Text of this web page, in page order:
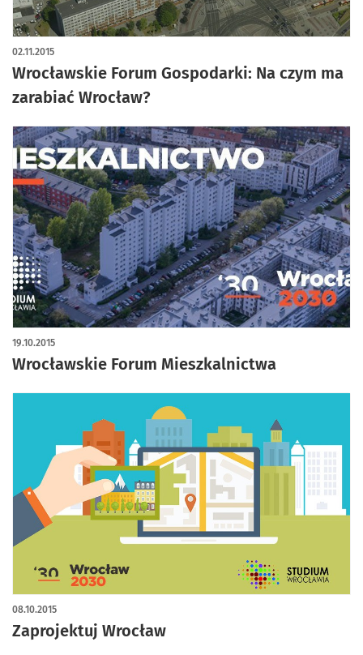
Wrocławskie Forum Gospodarki: Na czym ma
zarabiać Wrocław?
02.11.2015
Wrocławskie Forum Mieszkalnictwa
19.10.2015
Zaprojektuj Wrocław
08.10.2015